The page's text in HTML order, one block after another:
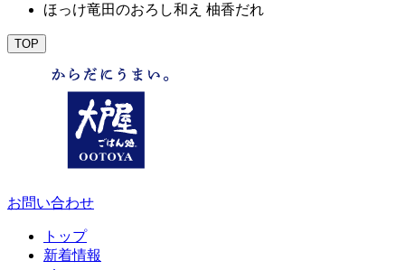
ほっけ竜田のおろし和え 柚香だれ
TOP
お問い合わせ
トップ
新着情報